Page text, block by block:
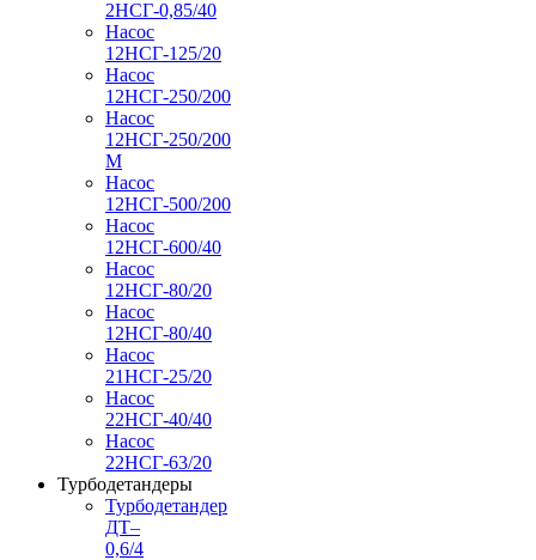
2НСГ-0,85/40
Насос
12НСГ-125/20
Насос
12НСГ-250/200
Насос
12НСГ-250/200
М
Насос
12НСГ-500/200
Насос
12НСГ-600/40
Насос
12НСГ-80/20
Насос
12НСГ-80/40
Насос
21НСГ-25/20
Насос
22НСГ-40/40
Насос
22НСГ-63/20
Турбодетандеры
Турбодетандер
ДТ–
0,6/4